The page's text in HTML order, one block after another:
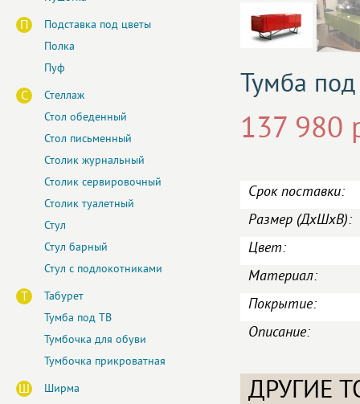
П
Подставка под цветы
Полка
Пуф
С
Стеллаж
Стол обеденный
Стол письменный
Столик журнальный
Столик сервировочный
Столик туалетный
Стул
Стул барный
Стул с подлокотниками
Т
Табурет
Тумба под ТВ
Тумбочка для обуви
Тумбочка прикроватная
Ш
Ширма
Тумба
137 980
Срок поставки:
Размер (ДxШxВ):
Цвет:
Материал:
Покрытие:
Описание:
ДРУГИЕ